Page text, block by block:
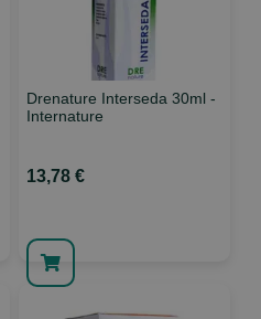
Drenature Interseda 30ml -
Internature
13,78 €